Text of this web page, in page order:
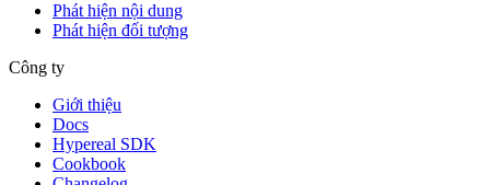
Phát hiện nội dung
Phát hiện đối tượng
Công ty
Giới thiệu
Docs
Hypereal SDK
Cookbook